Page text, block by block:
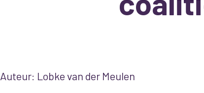
Auteur: Lobke van der Meulen